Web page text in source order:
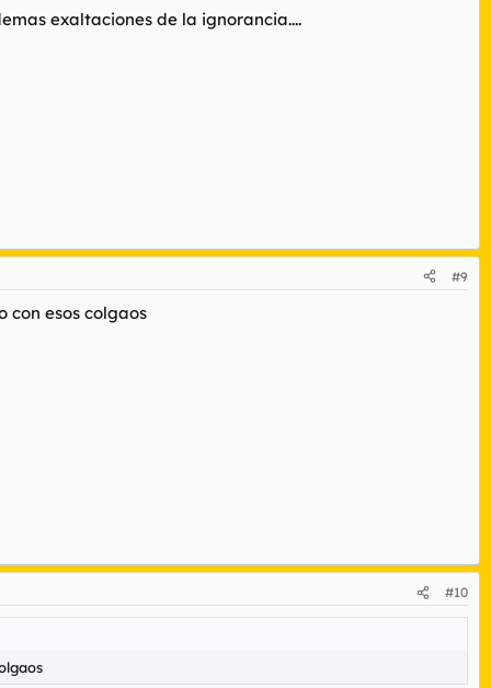
exaltaciones de la ignorancia....
#9
con esos colgaos
#10